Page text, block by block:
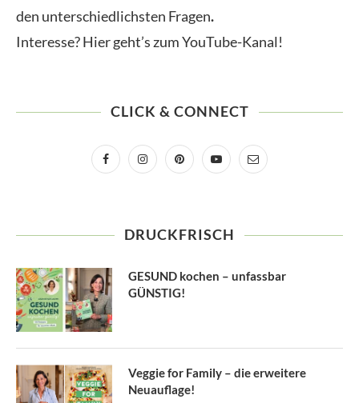
den unterschiedlichsten Fragen.
Interesse? Hier geht’s zum YouTube-Kanal!
CLICK & CONNECT
DRUCKFRISCH
GESUND kochen – unfassbar
GÜNSTIG!
Veggie for Family – die erweitere
Neuauflage!